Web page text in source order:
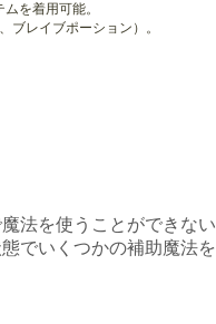
を着用可能。
ブレイブポーション）。
法を使うことができない
でいくつかの補助魔法を